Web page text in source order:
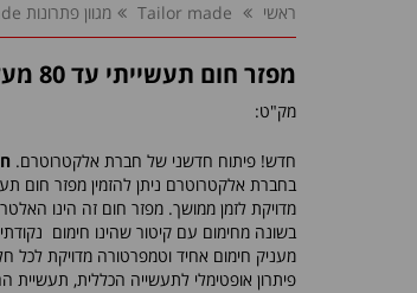
ראשי Tailor made מגוון פתרונות Tailor made
מפזר חום תעשייתי עד 80 מעלות צלזיוס
מק"ט:
חדש! פיתוח חדשני של חברת אלקטרוטרם.
בחברת אלקטרוטרם ניתן להזמין מפזר חום
מדויקת לזמן ממושך. מפזר חום זה הינו
בשונה מחימום עם קיטור שהינו חימום
מעניק חימום אחיד וטמפרטורה מדויקת לכל
פיתרון אופטימלי לתעשייה הכללית, תעשיית